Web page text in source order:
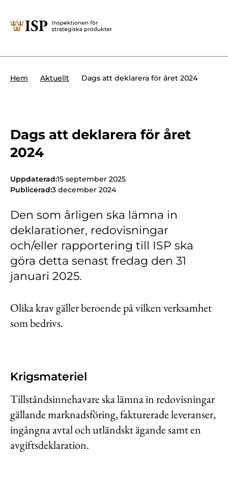
Söktips:
Krigsmateriel
Utländska direktinvesteringar
Internationella sanktioner
Om ISP
Kontakt
Lediga jobb
Kundwebben
Hem Aktuellt Dags att deklarera för året 2024
Dags att deklarera för året
2024
Uppdaterad:15 september 2025
Publicerad:3 december 2024
Den som årligen ska lämna in
deklarationer, redovisningar
och/eller rapportering till ISP ska
göra detta senast fredag den 31
januari 2025.
Olika krav gäller beroende på vilken verksamhet
som bedrivs.
Krigsmateriel
Tillståndsinnehavare ska lämna in redovisningar
gällande marknadsföring, fakturerade leveranser,
ingångna avtal och utländskt ägande samt en
avgiftsdeklaration.